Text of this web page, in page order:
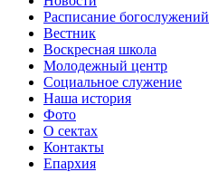
Расписание богослужений
Вестник
Воскресная школа
Молодежный центр
Социальное служение
Наша история
Фото
О сектах
Контакты
Епархия